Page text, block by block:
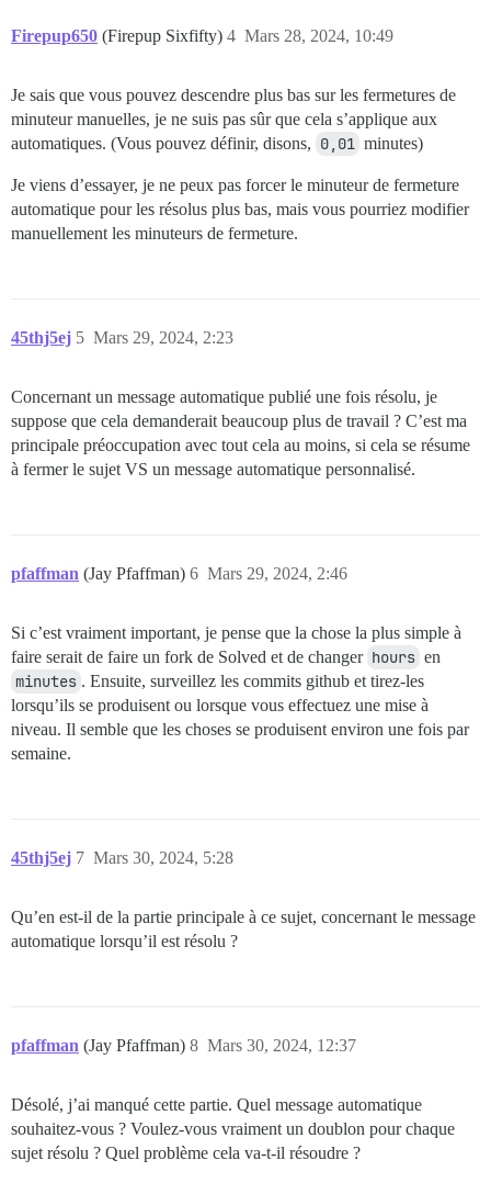
Firepup650 (Firepup Sixfifty) Mars 28, 2024, 10:49
4
Je sais que vous pouvez descendre plus bas sur les fermetures de
minuteur manuelles, je ne suis pas sûr que cela s’applique aux
automatiques. (Vous pouvez définir, disons, 0,01 minutes)
Je viens d’essayer, je ne peux pas forcer le minuteur de fermeture
automatique pour les résolus plus bas, mais vous pourriez modifier
manuellement les minuteurs de fermeture.
45thj5ej Mars 29, 2024, 2:23
5
Concernant un message automatique publié une fois résolu, je
suppose que cela demanderait beaucoup plus de travail ? C’est ma
principale préoccupation avec tout cela au moins, si cela se résume
à fermer le sujet VS un message automatique personnalisé.
pfaffman (Jay Pfaffman) Mars 29, 2024, 2:46
6
Si c’est vraiment important, je pense que la chose la plus simple à
faire serait de faire un fork de Solved et de changer hours en
minutes . Ensuite, surveillez les commits github et tirez-les
lorsqu’ils se produisent ou lorsque vous effectuez une mise à
niveau. Il semble que les choses se produisent environ une fois par
semaine.
45thj5ej Mars 30, 2024, 5:28
7
Qu’en est-il de la partie principale à ce sujet, concernant le message
automatique lorsqu’il est résolu ?
pfaffman (Jay Pfaffman) Mars 30, 2024, 12:37
8
Désolé, j’ai manqué cette partie. Quel message automatique
souhaitez-vous ? Voulez-vous vraiment un doublon pour chaque
sujet résolu ? Quel problème cela va-t-il résoudre ?